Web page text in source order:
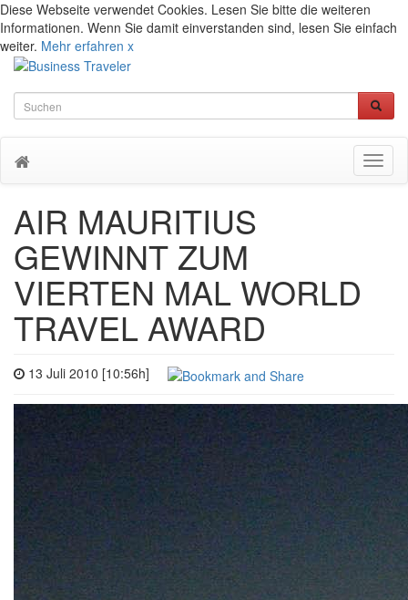
Diese Webseite verwendet Cookies. Lesen Sie bitte die weiteren
Informationen. Wenn Sie damit einverstanden sind, lesen Sie einfach
weiter. Mehr erfahren x
AIR MAURITIUS
GEWINNT ZUM
VIERTEN MAL WORLD
TRAVEL AWARD
13 Juli 2010 [10:56h]